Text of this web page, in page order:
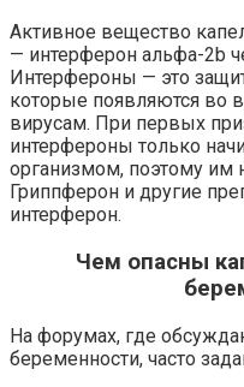
Активное вещество
— интерферон альфа-2b
Интерфероны — это
которые появляются во
вирусам. При первых
интерфероны только
организмом, поэтому им
Гриппферон и другие
интерферон.
Чем опасны
На форумах, где
беременности, часто